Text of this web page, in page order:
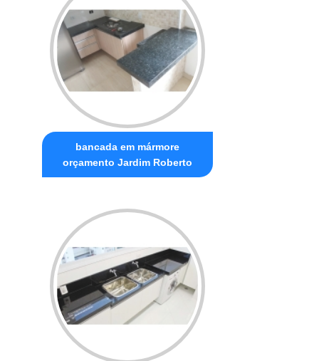
bancada em mármore
orçamento Jardim Roberto